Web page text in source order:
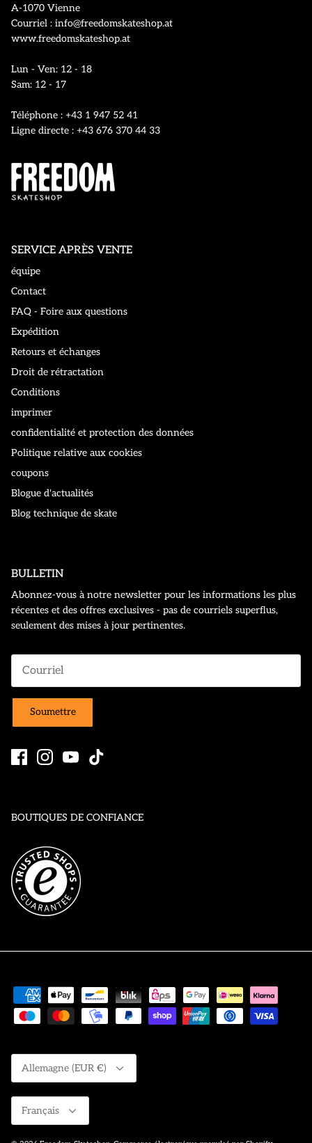
A-1070 Vienne
Courriel : info@freedomskateshop.at
www.freedomskateshop.at
Lun - Ven: 12 - 18
Sam: 12 - 17
Téléphone : +43 1 947 52 41
Ligne directe : +43 676 370 44 33
SERVICE APRÈS VENTE
équipe
Contact
FAQ - Foire aux questions
Expédition
Retours et échanges
Droit de rétractation
Conditions
imprimer
confidentialité et protection des données
Politique relative aux cookies
coupons
Blogue d'actualités
Blog technique de skate
BULLETIN
Abonnez-vous à notre newsletter pour les informations les plus
récentes et des offres exclusives - pas de courriels superflus,
seulement des mises à jour pertinentes.
Soumettre
BOUTIQUES DE CONFIANCE
Allemagne (EUR €)
Français